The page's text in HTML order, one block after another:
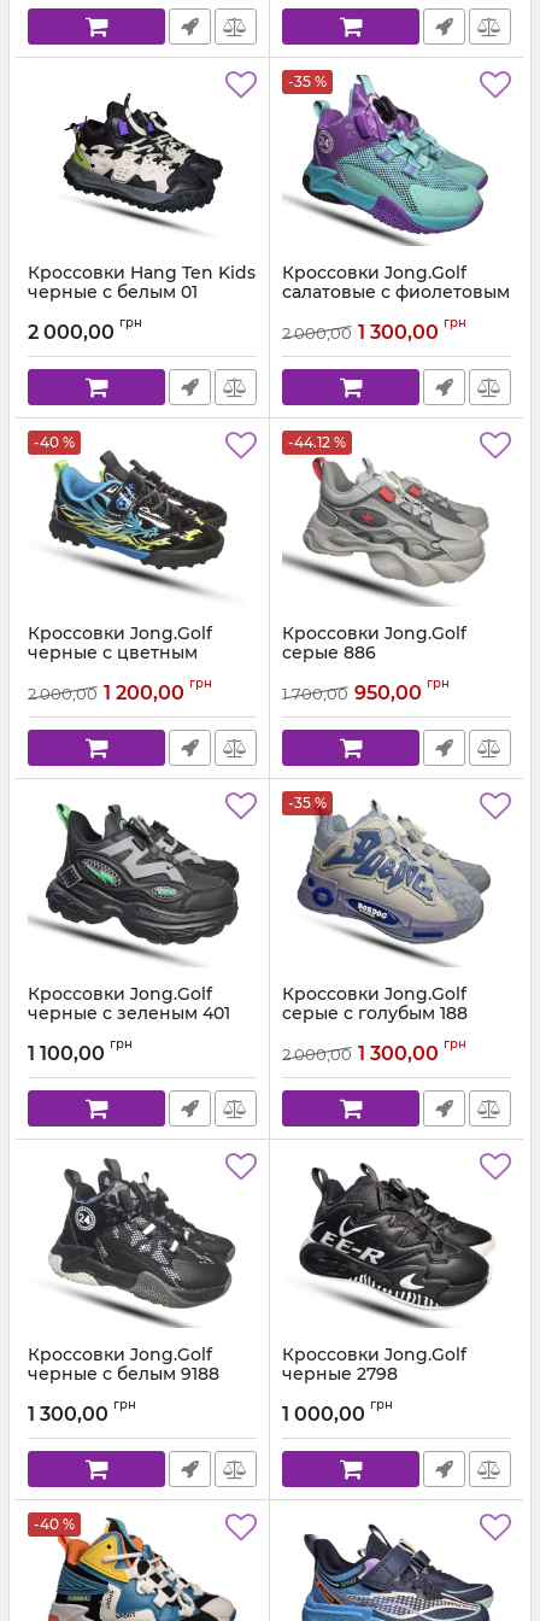
Кроссовки Hang Ten Kids
черные с белым 01
2 000,00 грн
-35 %
Кроссовки Jong.Golf
салатовые с фиолетовым
Артикул: 9188.1 (31-40)
2 000,00 1 300,00 грн
-40 %
Кроссовки Jong.Golf
черные с цветным
Артикул: 5528.1 (31-39)
2 000,00 1 200,00 грн
-44.12 %
Кроссовки Jong.Golf
серые 886
1 700,00 950,00 грн
Кроссовки Jong.Golf
черные с зеленым 401
1 100,00 грн
-35 %
Кроссовки Jong.Golf
серые с голубым 188
2 000,00 1 300,00 грн
Кроссовки Jong.Golf
черные с белым 9188
1 300,00 грн
Кроссовки Jong.Golf
черные 2798
1 000,00 грн
-40 %